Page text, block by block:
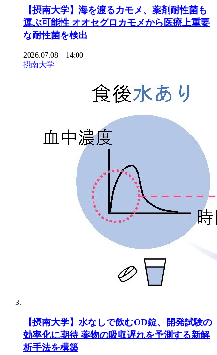
【摂南大学】海を渡るカモメ、薬剤耐性菌も
運ぶ可能性 オオセグロカモメから医療上重要
な耐性菌を検出
2026.07.08 14:00
摂南大学
【摂南大学】水なしで飲むOD錠、開発試験の
効率化に期待 薬物の吸収遅れを予測する新解
析手法を構築